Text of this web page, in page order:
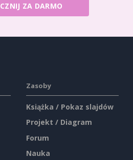
ZA DARMO
Zasoby
Książka / Pokaz slajdów
Projekt / Diagram
Forum
Nauka